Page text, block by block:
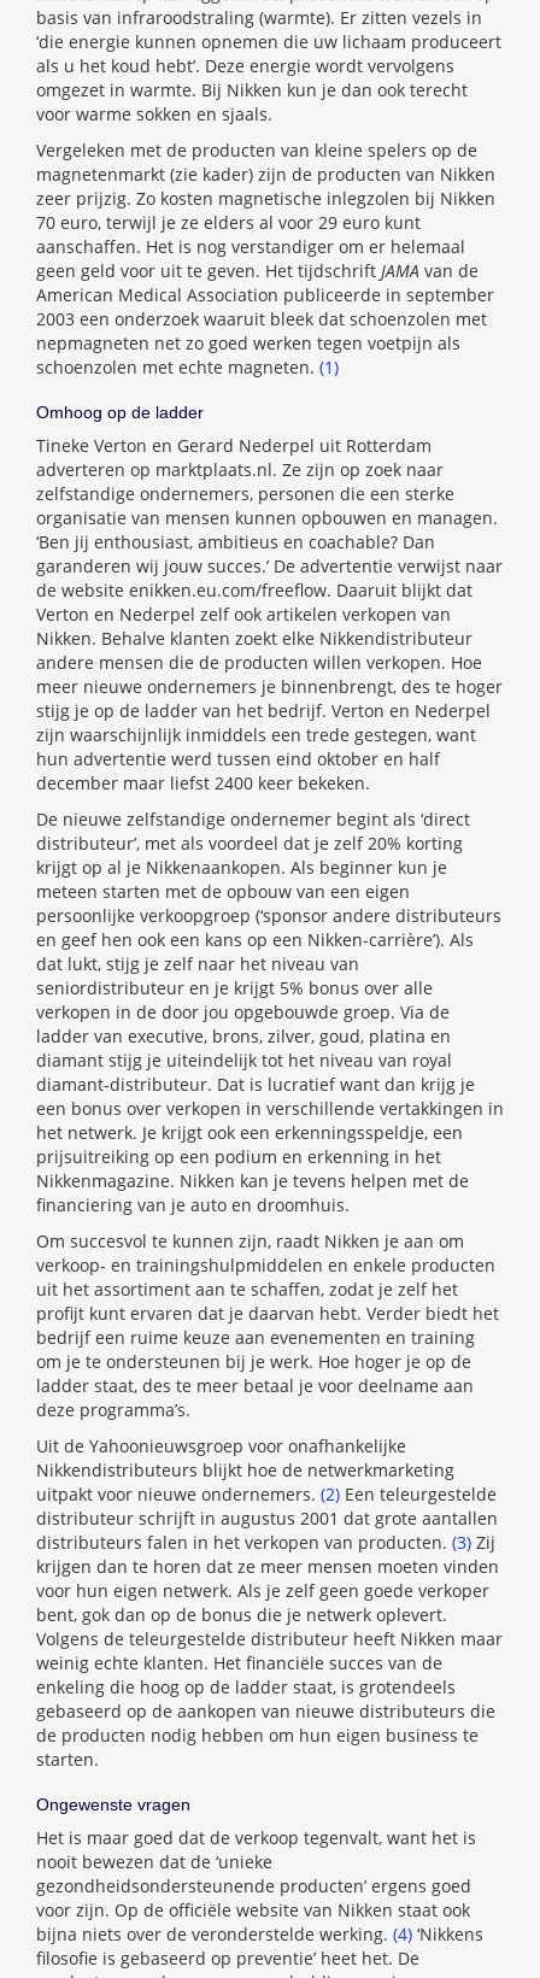
basis van infraroodstraling (warmte). Er zitten vezels in
‘die energie kunnen opnemen die uw lichaam produceert
als u het koud hebt’. Deze energie wordt vervolgens
omgezet in warmte. Bij Nikken kun je dan ook terecht
voor warme sokken en sjaals.
Vergeleken met de producten van kleine spelers op de
magnetenmarkt (zie kader) zijn de producten van Nikken
zeer prijzig. Zo kosten magnetische inlegzolen bij Nikken
70 euro, terwijl je ze elders al voor 29 euro kunt
aanschaffen. Het is nog verstandiger om er helemaal
geen geld voor uit te geven. Het tijdschrift JAMA van de
American Medical Association publiceerde in september
2003 een onderzoek waaruit bleek dat schoenzolen met
nepmagneten net zo goed werken tegen voetpijn als
schoenzolen met echte magneten. (1)
Omhoog op de ladder
Tineke Verton en Gerard Nederpel uit Rotterdam
adverteren op marktplaats.nl. Ze zijn op zoek naar
zelfstandige ondernemers, personen die een sterke
organisatie van mensen kunnen opbouwen en managen.
‘Ben jij enthousiast, ambitieus en coachable? Dan
garanderen wij jouw succes.’ De advertentie verwijst naar
de website enikken.eu.com/freeflow. Daaruit blijkt dat
Verton en Nederpel zelf ook artikelen verkopen van
Nikken. Behalve klanten zoekt elke Nikkendistributeur
andere mensen die de producten willen verkopen. Hoe
meer nieuwe ondernemers je binnenbrengt, des te hoger
stijg je op de ladder van het bedrijf. Verton en Nederpel
zijn waarschijnlijk inmiddels een trede gestegen, want
hun advertentie werd tussen eind oktober en half
december maar liefst 2400 keer bekeken.
De nieuwe zelfstandige ondernemer begint als ‘direct
distributeur’, met als voordeel dat je zelf 20% korting
krijgt op al je Nikkenaankopen. Als beginner kun je
meteen starten met de opbouw van een eigen
persoonlijke verkoopgroep (‘sponsor andere distributeurs
en geef hen ook een kans op een Nikken-carrière’). Als
dat lukt, stijg je zelf naar het niveau van
seniordistributeur en je krijgt 5% bonus over alle
verkopen in de door jou opgebouwde groep. Via de
ladder van executive, brons, zilver, goud, platina en
diamant stijg je uiteindelijk tot het niveau van royal
diamant-distributeur. Dat is lucratief want dan krijg je
een bonus over verkopen in verschillende vertakkingen in
het netwerk. Je krijgt ook een erkenningsspeldje, een
prijsuitreiking op een podium en erkenning in het
Nikkenmagazine. Nikken kan je tevens helpen met de
financiering van je auto en droomhuis.
Om succesvol te kunnen zijn, raadt Nikken je aan om
verkoop- en trainingshulpmiddelen en enkele producten
uit het assortiment aan te schaffen, zodat je zelf het
profijt kunt ervaren dat je daarvan hebt. Verder biedt het
bedrijf een ruime keuze aan evenementen en training
om je te ondersteunen bij je werk. Hoe hoger je op de
ladder staat, des te meer betaal je voor deelname aan
deze programma’s.
Uit de Yahoonieuwsgroep voor onafhankelijke
Nikkendistributeurs blijkt hoe de netwerkmarketing
uitpakt voor nieuwe ondernemers. (2) Een teleurgestelde
distributeur schrijft in augustus 2001 dat grote aantallen
distributeurs falen in het verkopen van producten. (3) Zij
krijgen dan te horen dat ze meer mensen moeten vinden
voor hun eigen netwerk. Als je zelf geen goede verkoper
bent, gok dan op de bonus die je netwerk oplevert.
Volgens de teleurgestelde distributeur heeft Nikken maar
weinig echte klanten. Het financiële succes van de
enkeling die hoog op de ladder staat, is grotendeels
gebaseerd op de aankopen van nieuwe distributeurs die
de producten nodig hebben om hun eigen business te
starten.
Ongewenste vragen
Het is maar goed dat de verkoop tegenvalt, want het is
nooit bewezen dat de ‘unieke
gezondheidsondersteunende producten’ ergens goed
voor zijn. Op de officiële website van Nikken staat ook
bijna niets over de veronderstelde werking. (4) ‘Nikkens
filosofie is gebaseerd op preventie’ heet het. De